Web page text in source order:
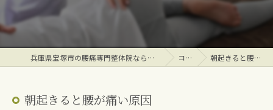
兵庫県宝塚市の腰痛専門整体院ならｎのレシピみんなの整体院 コラム 朝起きると腰が痛い原因
朝起きると腰が痛い原因